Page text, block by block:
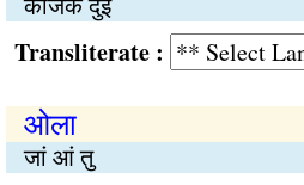
:
ओला
जां आं तु